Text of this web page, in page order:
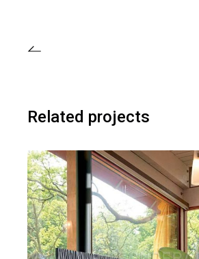
Related projects